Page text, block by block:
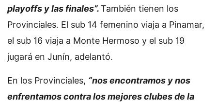
playoffs y las finales”.También tienen los
Provinciales. El sub 14 femenino viaja a Pinamar,
el sub 16 viaja a Monte Hermoso y el sub 19
jugará en Junín, adelantó.
En los Provinciales, “nos encontramos y nos
enfrentamos contra los mejores clubes de la